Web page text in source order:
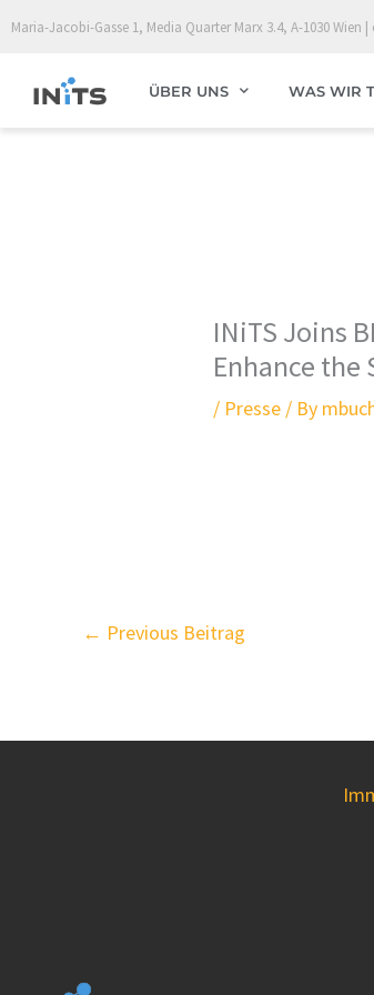
content
Maria-Jacobi-Gasse 1, Media Quarter Marx 3.4, A-1030 Wien
ÜBER UNS WAS WIR
INiTS Joins
Enhance
/ Presse / By
← Previous Beitrag